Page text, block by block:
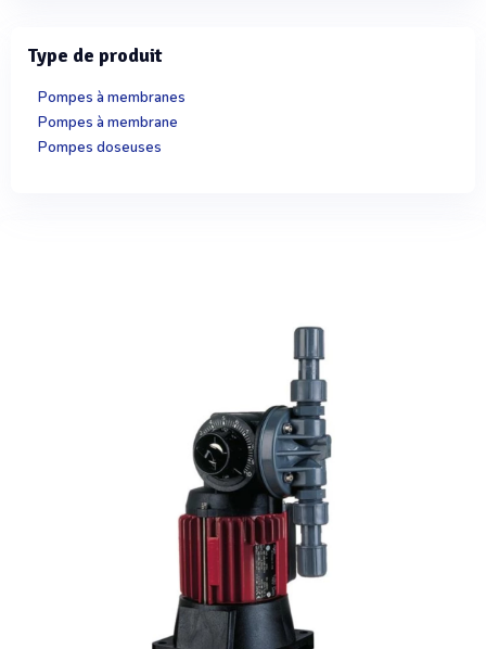
Type de produit
Pompes à membranes
Pompes à membrane
Pompes doseuses